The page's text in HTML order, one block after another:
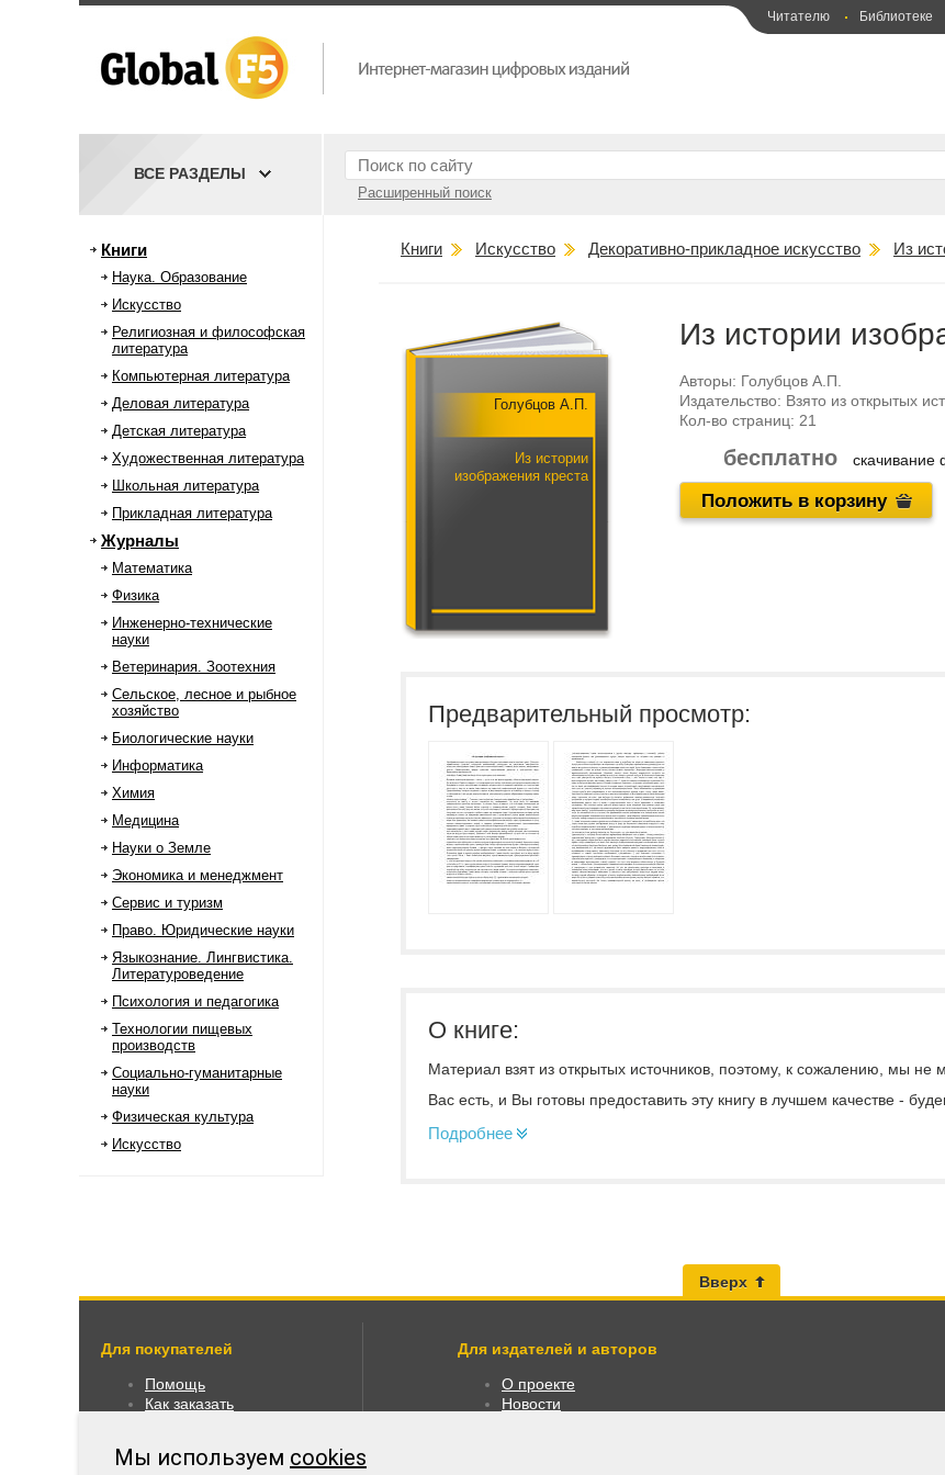
Читателю Библиотеке
Расширенный поиск
ВСЕ РАЗДЕЛЫ
Книги
Наука. Образование
Искусство
Религиозная и философская
литература
Компьютерная литература
Деловая литература
Детская литература
Художественная литература
Школьная литература
Прикладная литература
Журналы
Математика
Физика
Инженерно-технические
науки
Ветеринария. Зоотехния
Сельское, лесное и рыбное
хозяйство
Биологические науки
Информатика
Химия
Медицина
Науки о Земле
Экономика и менеджмент
Сервис и туризм
Право. Юридические науки
Языкознание. Лингвистика.
Литературоведение
Психология и педагогика
Технологии пищевых
производств
Социально-гуманитарные
науки
Физическая культура
Искусство
Книги Искусство Декоративно-прикладное искусство Из
Голубцов А.П.
Из истории
изображения креста
Из истории
Авторы: Голубцов А.П.
Издательство: Взято из открытых
Кол-во страниц: 21
бесплатно скачивание
Положить в корзину
Предварительный просмотр:
О книге:
Материал взят из открытых источников, поэтому, к сожалению, мы
Вас есть, и Вы готовы предоставить эту книгу в лучшем качестве -
Подробнее
Вверх
Для покупателей
Помощь
Как заказать
Оплата
Для издателей и авторов
О проекте
Новости
Мы используем cookies